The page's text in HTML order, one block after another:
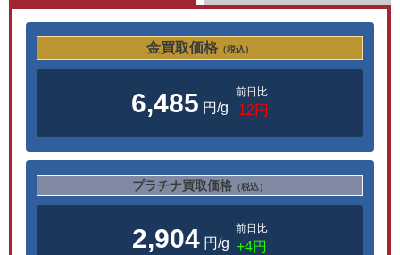
金買取価格 （税込）
6,485 円/g
前日比
-12円
プラチナ買取価格 （税込）
2,904 円/g
前日比
+4円